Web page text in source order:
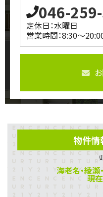
046-
定休日：水曜日
営業時間：8:30～
物件情
海老名・綾
現